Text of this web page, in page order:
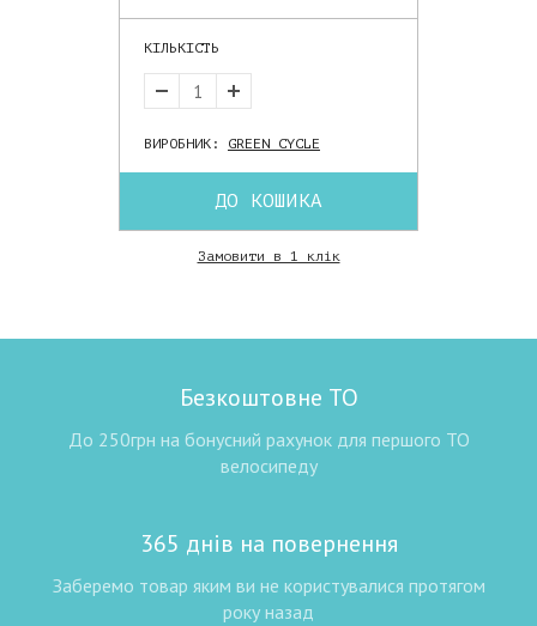
КІЛЬКІСТЬ
ВИРОБНИК: GREEN CYCLE
ДО КОШИКА
Замовити в 1 клік
Безкоштовне ТО
До 250грн на бонусний рахунок для першого ТО
велосипеду
365 днів на повернення
Заберемо товар яким ви не користувалися протягом
року назад